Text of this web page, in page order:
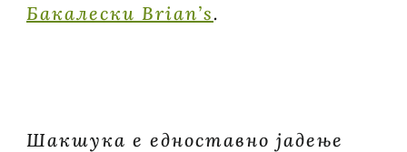
Бакалески Brian’s.
Шакшука е едноставно јадење